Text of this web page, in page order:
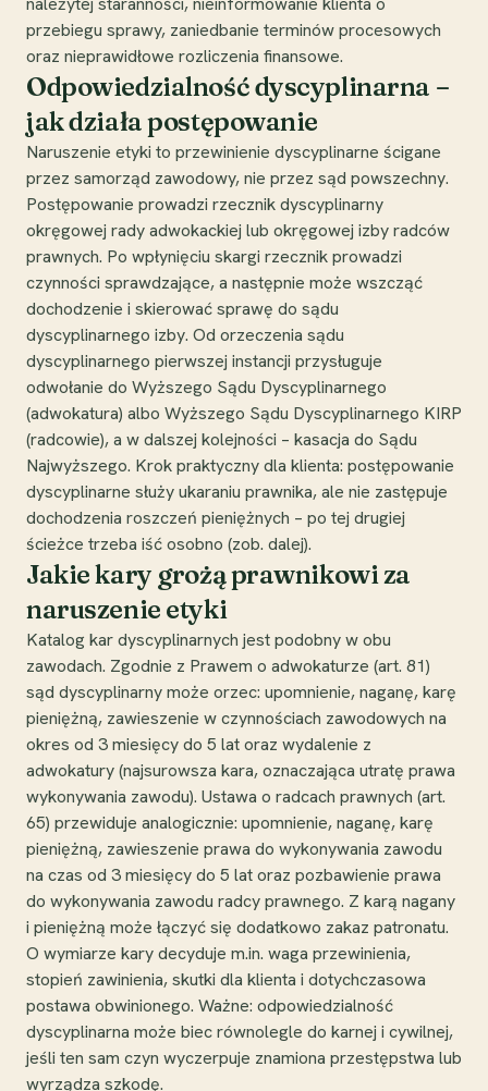
przebiegu sprawy, zaniedbanie terminów procesowych
oraz nieprawidłowe rozliczenia finansowe.
Odpowiedzialność dyscyplinarna –
jak działa postępowanie
Naruszenie etyki to przewinienie dyscyplinarne ścigane
przez samorząd zawodowy, nie przez sąd powszechny.
Postępowanie prowadzi rzecznik dyscyplinarny
okręgowej rady adwokackiej lub okręgowej izby radców
prawnych. Po wpłynięciu skargi rzecznik prowadzi
czynności sprawdzające, a następnie może wszcząć
dochodzenie i skierować sprawę do sądu
dyscyplinarnego izby. Od orzeczenia sądu
dyscyplinarnego pierwszej instancji przysługuje
odwołanie do Wyższego Sądu Dyscyplinarnego
(adwokatura) albo Wyższego Sądu Dyscyplinarnego KIRP
(radcowie), a w dalszej kolejności – kasacja do Sądu
Najwyższego. Krok praktyczny dla klienta: postępowanie
dyscyplinarne służy ukaraniu prawnika, ale nie zastępuje
dochodzenia roszczeń pieniężnych – po tej drugiej
ścieżce trzeba iść osobno (zob. dalej).
Jakie kary grożą prawnikowi za
naruszenie etyki
Katalog kar dyscyplinarnych jest podobny w obu
zawodach. Zgodnie z Prawem o adwokaturze (art. 81)
sąd dyscyplinarny może orzec: upomnienie, naganę, karę
pieniężną, zawieszenie w czynnościach zawodowych na
okres od 3 miesięcy do 5 lat oraz wydalenie z
adwokatury (najsurowsza kara, oznaczająca utratę prawa
wykonywania zawodu). Ustawa o radcach prawnych (art.
65) przewiduje analogicznie: upomnienie, naganę, karę
pieniężną, zawieszenie prawa do wykonywania zawodu
na czas od 3 miesięcy do 5 lat oraz pozbawienie prawa
do wykonywania zawodu radcy prawnego. Z karą nagany
i pieniężną może łączyć się dodatkowo zakaz patronatu.
O wymiarze kary decyduje m.in. waga przewinienia,
stopień zawinienia, skutki dla klienta i dotychczasowa
postawa obwinionego. Ważne: odpowiedzialność
dyscyplinarna może biec równolegle do karnej i cywilnej,
jeśli ten sam czyn wyczerpuje znamiona przestępstwa lub
wyrządza szkodę.